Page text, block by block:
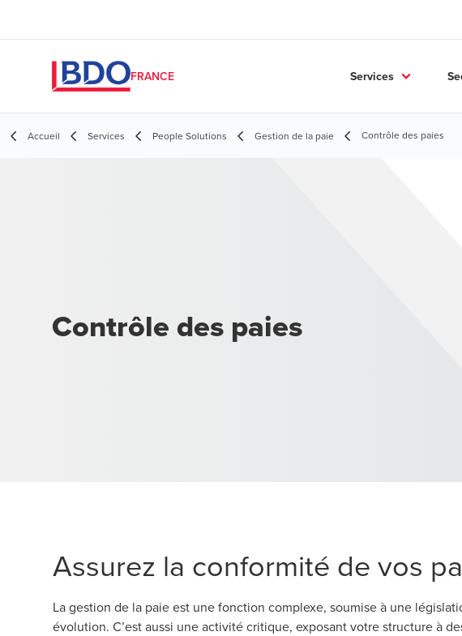
FRANCE Services
Accueil Services People Solutions Gestion de la paie Contrôle des paies
Contrôle des paies
Assurez la conformité de vos
La gestion de la paie est une fonction complexe, soumise à une
évolution. C’est aussi une activité critique, exposant votre structure à